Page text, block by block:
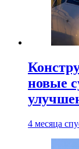
новые
4 месяца